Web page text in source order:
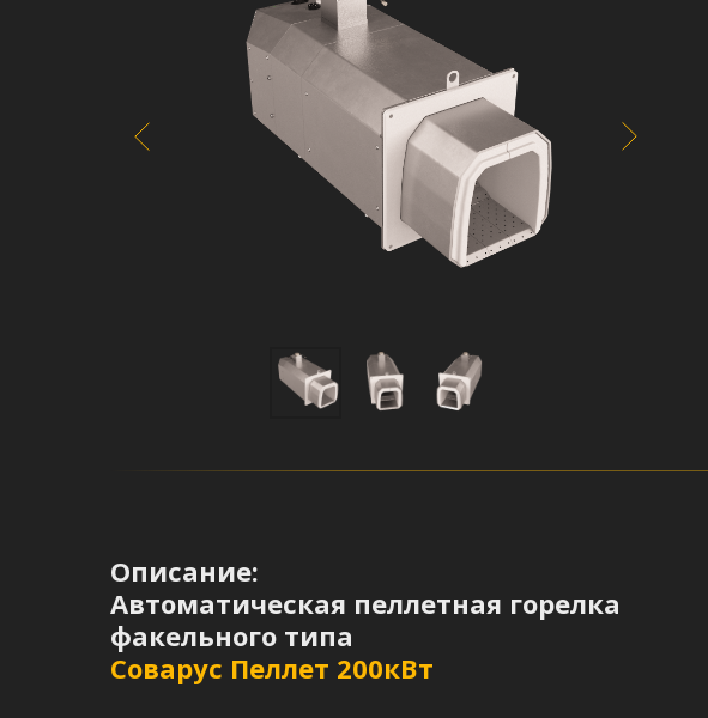
Описание:
Автоматическая пеллетная горелка
факельного типа
Соварус Пеллет 200кВт